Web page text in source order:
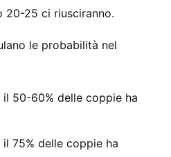
20-25 ci riusciranno.
le probabilità nel
50-60% delle coppie ha
75% delle coppie ha